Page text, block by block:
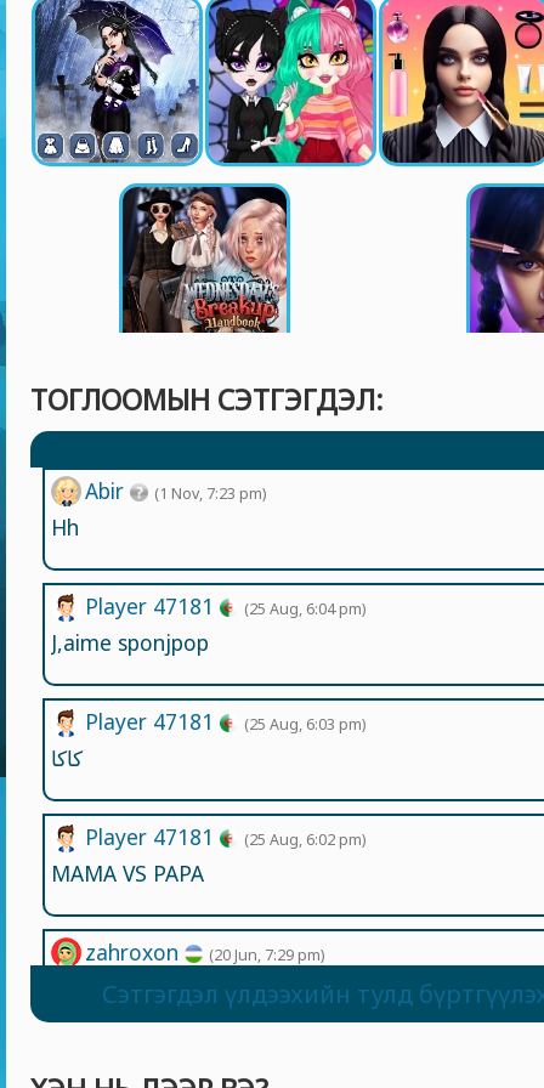
ТОГЛООМЫН СЭТГЭГДЭЛ:
zahroxon (20 Jun, 7:29 pm)
Zorekan
Player 47181 (25 Aug, 6:02 pm)
MAMA VS PAPA
Player 47181 (25 Aug, 6:03 pm)
كاكا
Player 47181 (25 Aug, 6:04 pm)
J,aime sponjpop
Abir (1 Nov, 7:23 pm)
Hh
Сэтгэгдэл үлдээхийн тулд